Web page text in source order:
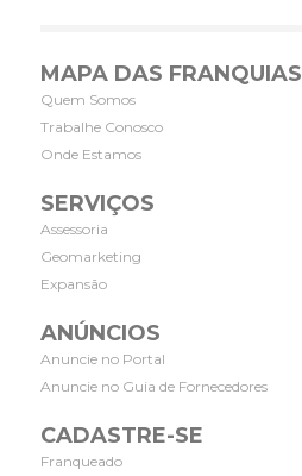
MAPA DAS FRANQUIAS
Quem Somos
Trabalhe Conosco
Onde Estamos
SERVIÇOS
Assessoria
Geomarketing
Expansão
ANÚNCIOS
Anuncie no Portal
Anuncie no Guia de Fornecedores
CADASTRE-SE
Franqueado